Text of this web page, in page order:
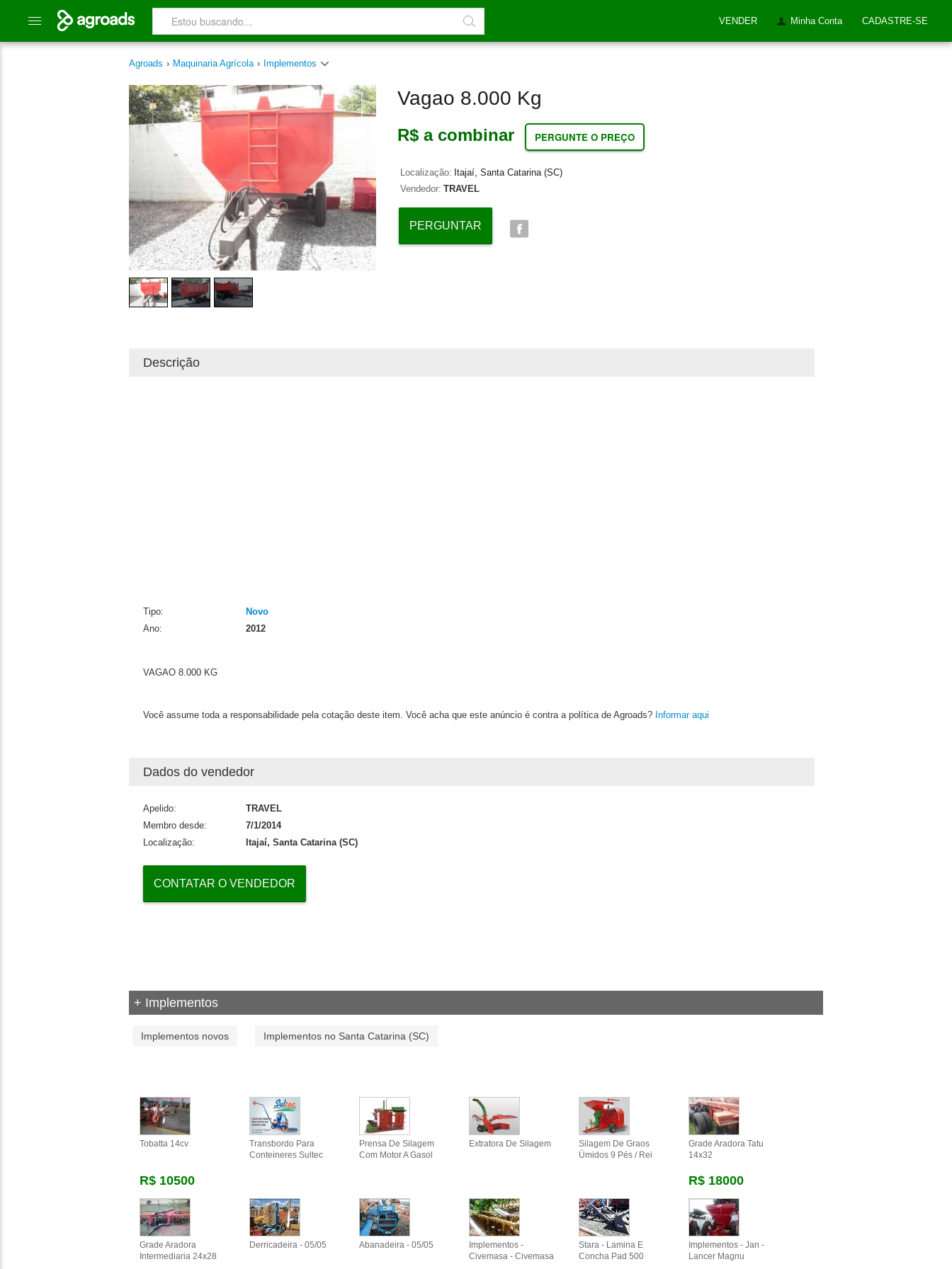
VENDER Minha Conta CADASTRE-SE
Agroads › Maquinaria Agrícola › Implementos
Vagao 8.000 Kg
R$ a combinar PERGUNTE O PREÇO
Localização: Itajaí, Santa Catarina (SC)
Vendedor: TRAVEL
PERGUNTAR
Descrição
Tipo:
Novo
Ano:
2012
VAGAO 8.000 KG
Você assume toda a responsabilidade pela cotação deste item. Você acha que este anúncio é contra a política de Agroads? Informar aqui
Dados do vendedor
Apelido:
TRAVEL
Membro desde:
7/1/2014
Localização:
Itajaí, Santa Catarina (SC)
CONTATAR O VENDEDOR
+ Implementos
Implementos novos Implementos no Santa Catarina (SC)
Tobatta 14cv
R$ 10500
Transbordo Para
Conteineres Sultec
Prensa De Silagem
Com Motor A Gasol
Extratora De Silagem
Silagem De Graos
Úmidos 9 Pés / Rei
Grade Aradora Tatu
14x32
R$ 18000
Grade Aradora
Intermediaria 24x28
Derricadeira - 05/05 Abanadeira - 05/05
Implementos -
Civemasa - Civemasa
Stara - Lamina E
Concha Pad 500
Implementos - Jan -
Lancer Magnu